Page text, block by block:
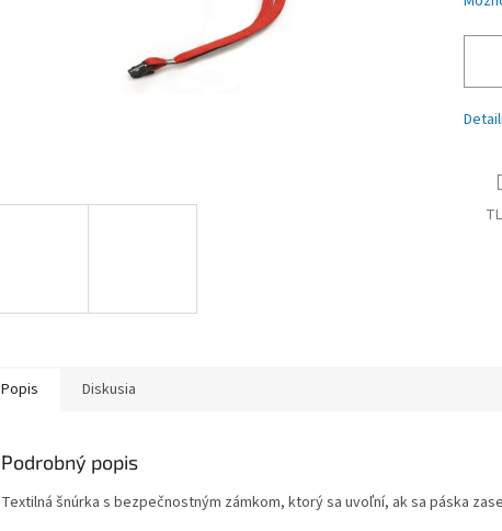
Popis Diskusia
Podrobný popis
Textilná šnúrka s bezpečnostným zámkom, ktorý sa uvoľní, ak sa páska